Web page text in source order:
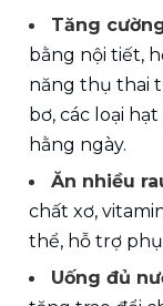
Tăng
bằng nội tiết,
năng thụ thai
bơ, các loại
hằng ngày.
Ăn nhiều
chất xơ,
thể, hỗ trợ
Uống đủ